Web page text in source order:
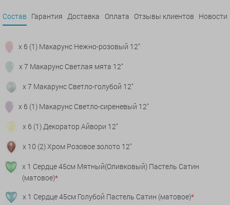
Состав Гарантия Доставка Оплата Отзывы клиентов Новости
x 6 (1) Макарунс Нежно-розовый 12"
x 7 Макарунс Светлая мята 12"
x 7 Макарунс Светло-голубой 12"
x 6 (1) Макарунс Светло-сиреневый 12"
x 6 (1) Декоратор Айвори 12"
x 10 (2) Хром Розовое золото 12"
x 1 Сердце 45см Мятный(Оливковый) Пастель Сатин
(матовое)*
x 1 Сердце 45см Голубой Пастель Сатин (матовое)*